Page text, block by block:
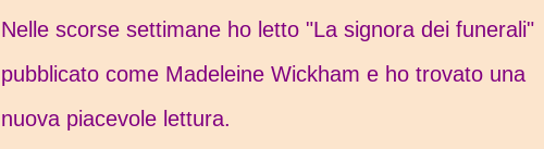
Nelle scorse settimane ho letto "La signora dei funerali"
pubblicato come Madeleine Wickham e ho trovato una
nuova piacevole lettura.